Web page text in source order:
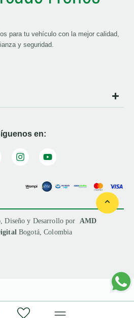
para tu vehículo con la mejor calidad,
y seguridad.
en:
Diseño y Desarrollo por AMD
Bogotá, Colombia